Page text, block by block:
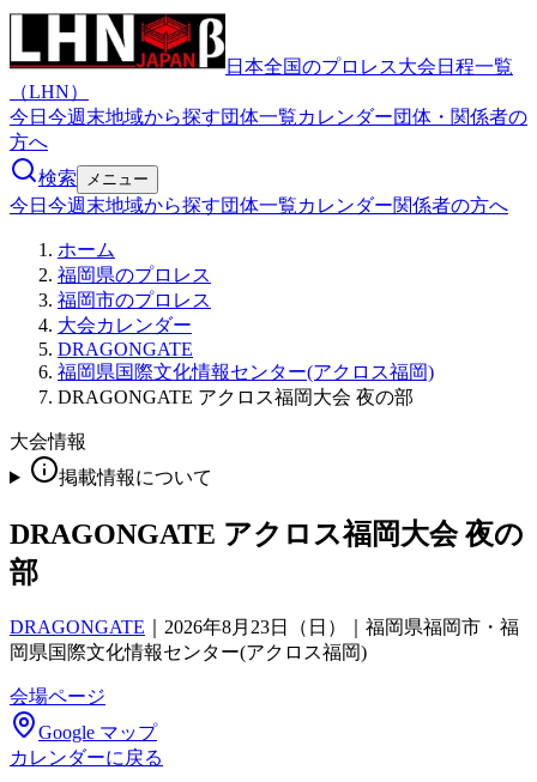
日本全国のプロレス大会日程一覧
（LHN）
今日 今週末地域から探す団体一覧カレンダー団体・関係者の
方へ
検索
メニュー
今日 今週末地域から探す団体一覧カレンダー関係者の方へ
ホーム
福岡県のプロレス
福岡市のプロレス
大会カレンダー
DRAGONGATE
福岡県国際文化情報センター(アクロス福岡)
DRAGONGATE アクロス福岡大会 夜の部
大会情報
掲載情報について
DRAGONGATE アクロス福岡大会 夜の
部
DRAGONGATE
2026年8月23日（日）｜福岡県福岡市・福
岡県国際文化情報センター(アクロス福岡)
会場ページ
Google マップ
カレンダーに戻る